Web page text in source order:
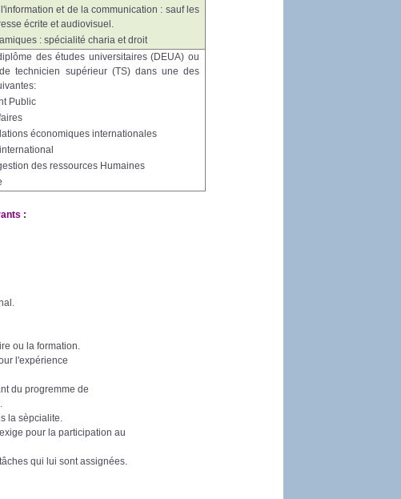
et de la communication : sauf les
écrite et audiovisuel.
: spécialité charia et droit
des études universitaires (DEUA) ou
technicien supérieur (TS) dans une des
Public
économiques internationales
des ressources Humaines
:
ou la formation.
l'expérience
du progremme de
la sèpcialite.
pour la participation au
qui lui sont assignées.